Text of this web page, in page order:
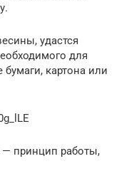
удастся
для
картона или
— принцип работы,